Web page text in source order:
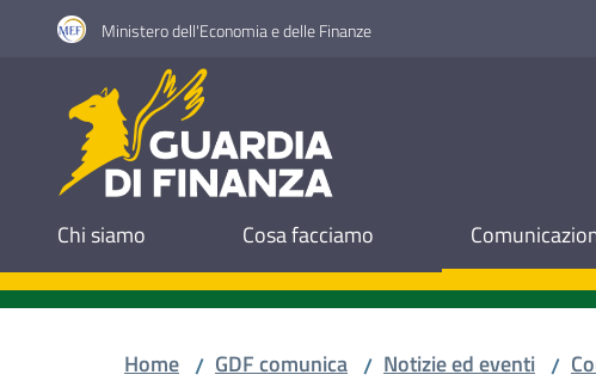
Vai al contenuto
Vai alla navigazione
Vai al footer Ministero dell'Economia e delle Finanze
Guardia di Finanza
Chi siamo Cosa facciamo
Home / GDF comunica / Notizie ed eventi /